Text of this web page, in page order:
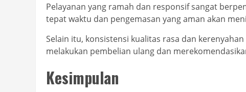
Pelayanan yang ramah dan responsif sangat
tepat waktu dan pengemasan yang aman akan
Selain itu, konsistensi kualitas rasa dan
melakukan pembelian ulang dan
Kesimpulan